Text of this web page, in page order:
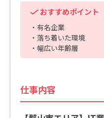
おすすめポイント
・有名企業
・落ち着いた環境
・幅広い年齢層
仕事内容